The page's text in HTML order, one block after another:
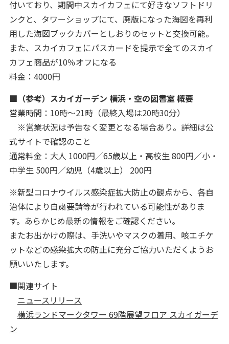
付いており、期間中スカイカフェにて好きなソフトドリ
ンクと、タワーショップにて、廃版になった海図を再利
用した海図ブックカバーとしおりのセットと交換可能。
また、スカイカフェにパスカードを提示で全てのスカイ
カフェ商品が10％オフになる
料金：4000円
■（参考）スカイガーデン 横浜・空の図書室 概要
営業時間：10時～21時（最終入場は20時30分）
※営業状況は予告なく変更となる場合あり。詳細は公
式サイトで確認のこと
通常料金：大人 1000円／65歳以上・高校生 800円／小・
中学生 500円／幼児（4歳以上） 200円
※新型コロナウイルス感染症拡大防止の観点から、各自
治体により自粛要請等が行われている可能性がありま
す。あらかじめ最新の情報をご確認ください。
またお出かけの際は、手洗いやマスクの着用、咳エチケ
ットなどの感染拡大の防止に充分ご協力いただくようお
願いいたします。
■関連サイト
ニュースリリース
横浜ランドマークタワー 69階展望フロア スカイガーデ
ン